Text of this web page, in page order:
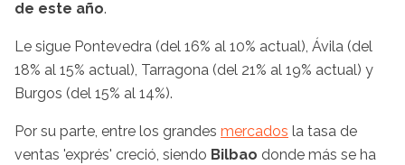
de este año.
Le sigue Pontevedra (del 16% al 10% actual), Ávila (del
18% al 15% actual), Tarragona (del 21% al 19% actual) y
Burgos (del 15% al 14%).
Por su parte, entre los grandes mercados la tasa de
ventas 'exprés' creció, siendo Bilbao donde más se ha